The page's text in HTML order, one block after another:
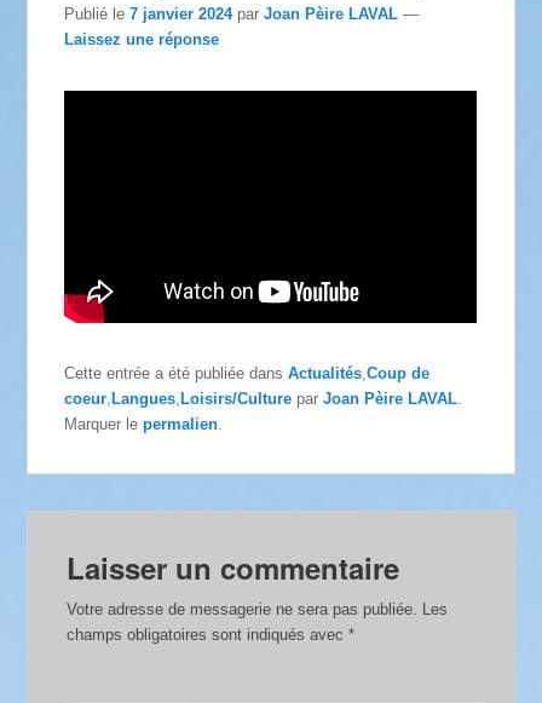
Publié le7 janvier 2024 parJoan Pèire LAVAL —
Laissez une réponse
Cette entrée a été publiée dansActualités,Coup de
coeur, Langues, Loisirs/Culture parJoan Pèire LAVAL.
Marquer lepermalien.
Laisser un commentaire
Votre adresse de messagerie ne sera pas publiée. Les
champs obligatoires sont indiqués avec*